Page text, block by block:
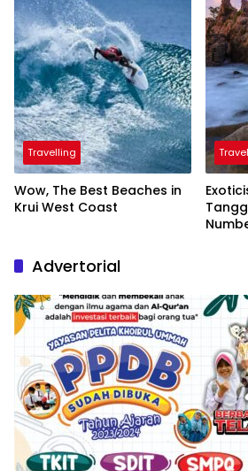
Travelling
Wow, The Best Beaches in
Krui West Coast
Advertorial